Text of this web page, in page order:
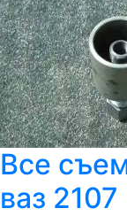
Все
ваз 2107